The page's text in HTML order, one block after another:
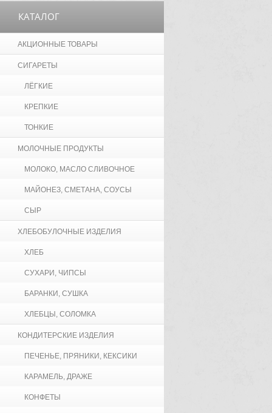
КАТАЛОГ
АКЦИОННЫЕ ТОВАРЫ
СИГАРЕТЫ
ЛЁГКИЕ
КРЕПКИЕ
ТОНКИЕ
МОЛОЧНЫЕ ПРОДУКТЫ
МОЛОКО, МАСЛО СЛИВОЧНОЕ
МАЙОНЕЗ, СМЕТАНА, СОУСЫ
СЫР
ХЛЕБОБУЛОЧНЫЕ ИЗДЕЛИЯ
ХЛЕБ
СУХАРИ, ЧИПСЫ
БАРАНКИ, СУШКА
ХЛЕБЦЫ, СОЛОМКА
КОНДИТЕРСКИЕ ИЗДЕЛИЯ
ПЕЧЕНЬЕ, ПРЯНИКИ, КЕКСИКИ
КАРАМЕЛЬ, ДРАЖЕ
КОНФЕТЫ